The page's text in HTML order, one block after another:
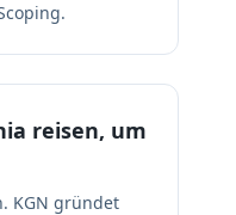
reisen, um
KGN gründet